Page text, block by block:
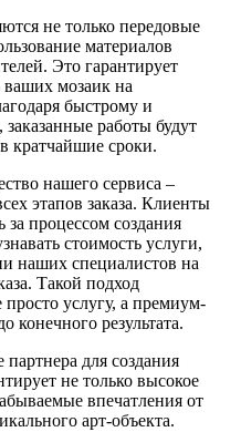
не только передовые
материалов
Это гарантирует
ваших мозаик на
быстрому и
работы будут
кратчайшие сроки.
нашего сервиса –
этапов заказа. Клиенты
за процессом создания
стоимость услуги,
наших специалистов на
Такой подход
услугу, а премиум-
конечного результата.
для создания
не только высокое
впечатления от
арт-объекта.